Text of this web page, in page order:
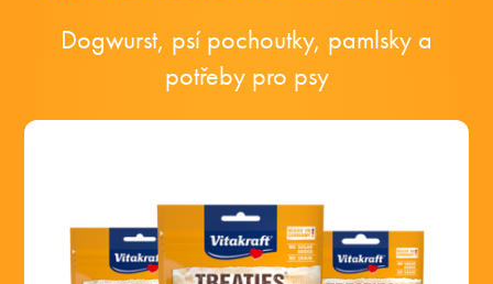
Dogwurst, psí pochoutky, pamlsky a
potřeby pro psy